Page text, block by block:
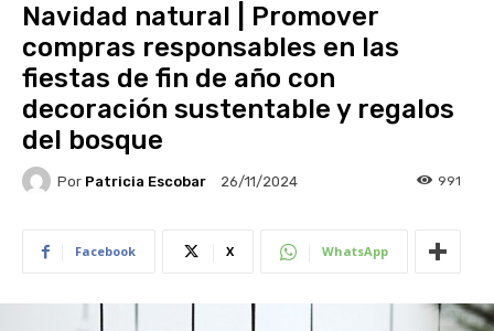
Navidad natural | Promover
compras responsables en las
fiestas de fin de año con
decoración sustentable y regalos
del bosque
Por Patricia Escobar 26/11/2024 991
Facebook X WhatsApp